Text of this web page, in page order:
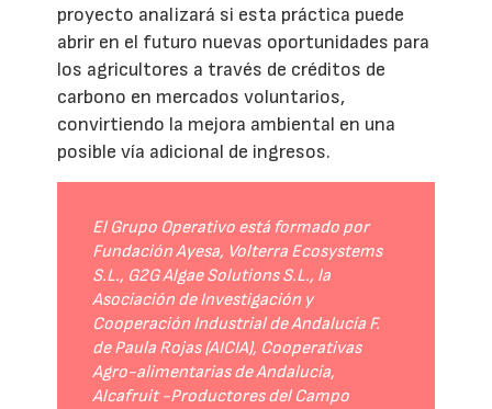
proyecto analizará si esta práctica puede
abrir en el futuro nuevas oportunidades para
los agricultores a través de créditos de
carbono en mercados voluntarios,
convirtiendo la mejora ambiental en una
posible vía adicional de ingresos.
El Grupo Operativo está formado por
Fundación Ayesa, Volterra Ecosystems
S.L., G2G Algae Solutions S.L., la
Asociación de Investigación y
Cooperación Industrial de Andalucía F.
de Paula Rojas (AICIA), Cooperativas
Agro-alimentarias de Andalucía,
Alcafruit -Productores del Campo